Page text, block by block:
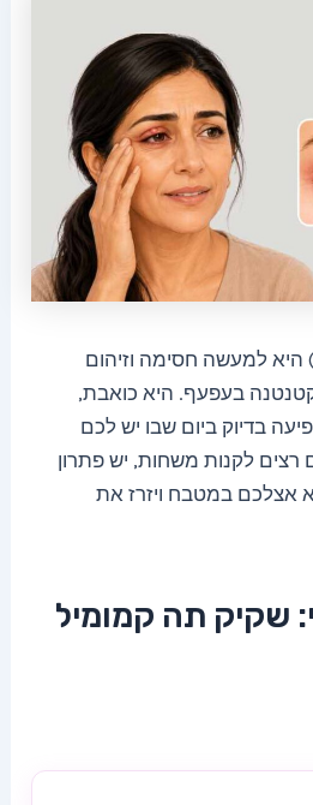
היא למעשה חסימה וזיהום
בעפעף. היא כואבת,
בדיוק ביום שבו יש לכם
רצים לקנות משחות, יש פתרון
אצלכם במטבח ויזרז את
שקיק תה קמומיל